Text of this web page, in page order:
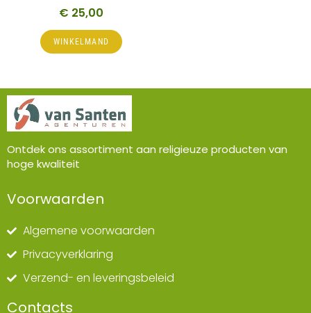
€ 25,00
WINKELMAND
Ontdek ons assortiment aan religieuze producten van
hoge kwaliteit
Voorwaarden
Algemene voorwaarden
Privacyverklaring
Verzend- en leveringsbeleid
Contacts